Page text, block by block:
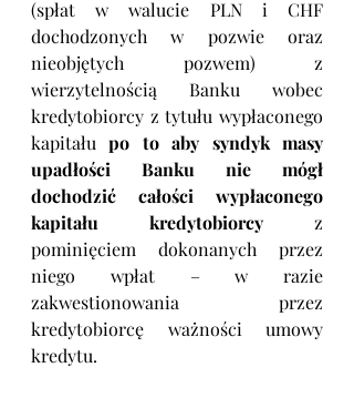
(spłat w walucie PLN i CHF
dochodzonych w pozwie oraz
nieobjętych pozwem) z
wierzytelnością Banku wobec
kredytobiorcy z tytułu wypłaconego
kapitału po to aby syndyk masy
upadłości Banku nie mógł
dochodzić całości wypłaconego
kapitału kredytobiorcy z
pominięciem dokonanych przez
niego wpłat – w razie
zakwestionowania przez
kredytobiorcę ważności umowy
kredytu.